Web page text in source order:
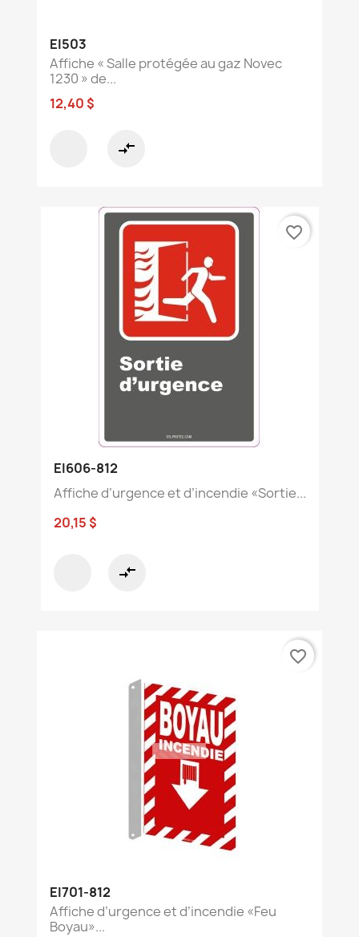
EI503
Affiche « Salle protégée au gaz Novec
1230 » de...
12,40 $
compare_arrows
EI606-812
Affiche d’urgence et d’incendie «Sortie...
20,15 $
compare_arrows
favorite_border
EI701-812
Affiche d’urgence et d’incendie «Feu
Boyau»...
favorite_border